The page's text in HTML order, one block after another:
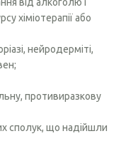
від алкоголю і
хіміотерапії або
нейродерміті,
противиразкову
сполук, що надійшли